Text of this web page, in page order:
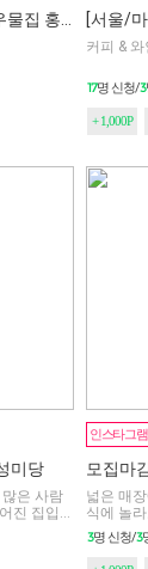
[서울/
커피 &
17명 신청/3
+ 1,000P
미당
은 사람
진 집입니
인스타그램
넓은 매
식에 놀
3명 신청/3